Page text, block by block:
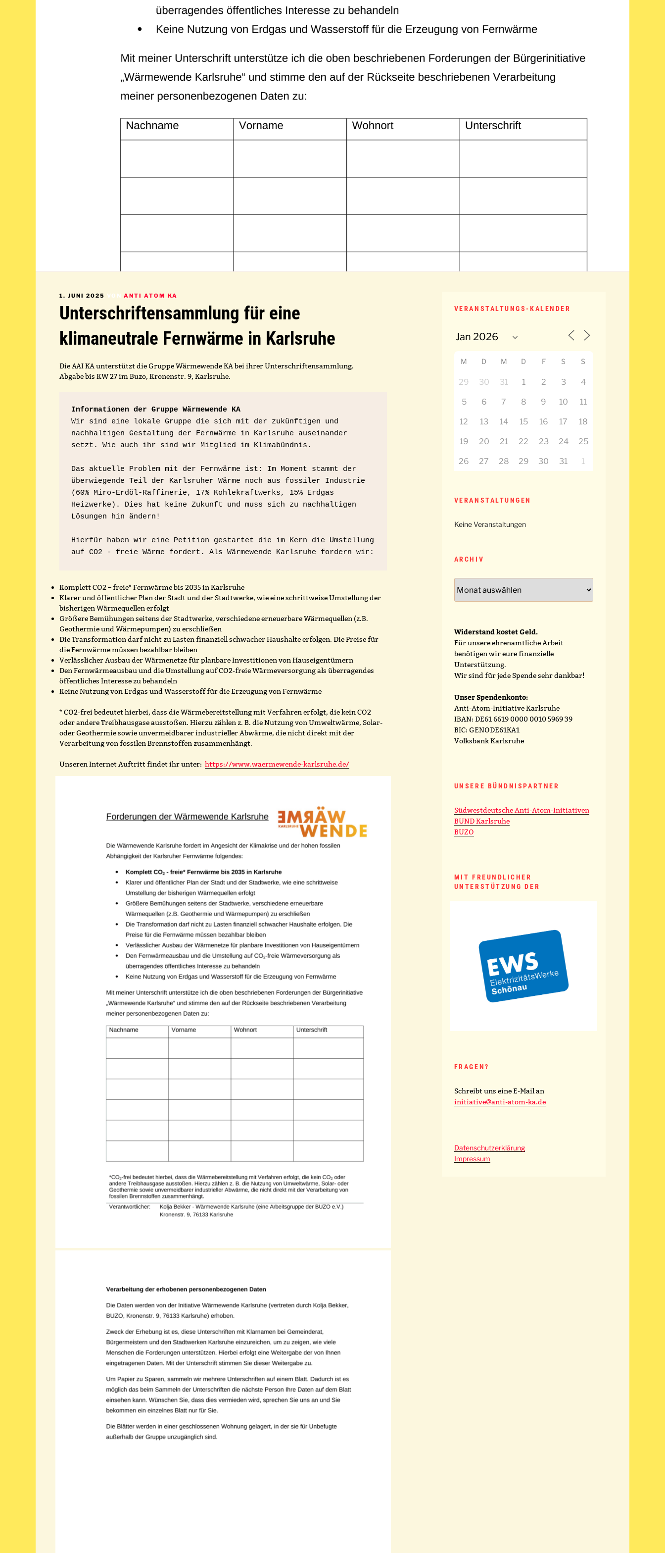
VERÖFFENTLICHT
1. JUNI 2025 VON ANTI ATOM KA
Unterschriftensammlung für eine
klimaneutrale Fernwärme in Karlsruhe
Die AAI KA unterstützt die Gruppe Wärmewende KA bei ihrer Unterschriftensammlung.
Abgabe bis KW 27 im Buzo, Kronenstr. 9, Karlsruhe.
Informationen der Gruppe Wärmewende KA
Wir sind eine lokale Gruppe die sich mit der zukünftigen und
nachhaltigen Gestaltung der Fernwärme in Karlsruhe auseinander
setzt. Wie auch ihr sind wir Mitglied im Klimabündnis.
Das aktuelle Problem mit der Fernwärme ist: Im Moment stammt der
überwiegende Teil der Karlsruher Wärme noch aus fossiler Industrie
(60% Miro-Erdöl-Raffinerie, 17% Kohlekraftwerks, 15% Erdgas
Heizwerke). Dies hat keine Zukunft und muss sich zu nachhaltigen
Lösungen hin ändern!
Hierfür haben wir eine Petition gestartet die im Kern die Umstellung
auf CO2 - freie Wärme fordert. Als Wärmewende Karlsruhe fordern wir:
Komplett CO2 – freie* Fernwärme bis 2035 in Karlsruhe
Klarer und öffentlicher Plan der Stadt und der Stadtwerke, wie eine schrittweise Umstellung der
bisherigen Wärmequellen erfolgt
Größere Bemühungen seitens der Stadtwerke, verschiedene erneuerbare Wärmequellen (z.B.
Geothermie und Wärmepumpen) zu erschließen
Die Transformation darf nicht zu Lasten finanziell schwacher Haushalte erfolgen. Die Preise für
die Fernwärme müssen bezahlbar bleiben
Verlässlicher Ausbau der Wärmenetze für planbare Investitionen von Hauseigentümern
Den Fernwärmeausbau und die Umstellung auf CO2-freie Wärmeversorgung als überragendes
öffentliches Interesse zu behandeln
Keine Nutzung von Erdgas und Wasserstoff für die Erzeugung von Fernwärme
* CO2-frei bedeutet hierbei, dass die Wärmebereitstellung mit Verfahren erfolgt, die kein CO2
oder andere Treibhausgase ausstoßen. Hierzu zählen z. B. die Nutzung von Umweltwärme, Solar-
oder Geothermie sowie unvermeidbarer industrieller Abwärme, die nicht direkt mit der
Verarbeitung von fossilen Brennstoffen zusammenhängt.
Unseren Internet Auftritt findet ihr unter: https://www.waermewende-karlsruhe.de/
VERANSTALTUNGS-KALENDER
M D M D F S S
29 30 31 1 2 3 4
5 6 7 8 9 10 11
12 13 14 15 16 17 18
19 20 21 22 23 24 25
26 27 28 29 30 31 1
VERANSTALTUNGEN
Keine Veranstaltungen
ARCHIV
Widerstand kostet Geld.
Für unsere ehrenamtliche Arbeit
benötigen wir eure finanzielle
Unterstützung.
Wir sind für jede Spende sehr dankbar!
Unser Spendenkonto:
Anti-Atom-Initiative Karlsruhe
IBAN: DE61 6619 0000 0010 5969 39
BIC: GENODE61KA1
Volksbank Karlsruhe
UNSERE BÜNDNISPARTNER
Südwestdeutsche Anti-Atom-Initiativen
BUND Karlsruhe
BUZO
MIT FREUNDLICHER
UNTERSTÜTZUNG DER
FRAGEN?
Schreibt uns eine E-Mail an
initiative@anti-atom-ka.de
Datenschutzerklärung
Impressum